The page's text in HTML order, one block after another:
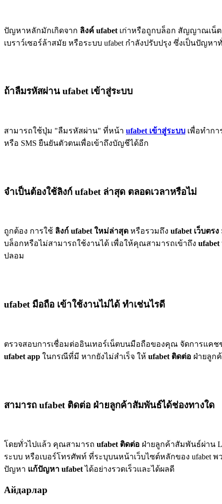
ปัญหาหลักมักเกิดจาก ลิงค์ ufabet เก่าหรือถูกบล็อก สัญญาณเน็
เบราว์เซอร์ล้าสมัย หรือระบบ ufabet กำลังปรับปรุง ซึ่งเป็นปัญห
ถ้าลืมรหัสผ่าน ufabet เข้าสู่ระบบ
สามารถใช้ปุ่ม "ลืมรหัสผ่าน" ที่หน้า ufabet เข้าสู่ระบบ เพื่อทำก
หรือ SMS ยืนยันตัวตนเพื่อเข้าถึงบัญชีได้อีก
จำเป็นต้องใช้ลิงก์ ufabet ล่าสุด ตลอดเวลาหรือไม่
ถูกต้อง การใช้ ลิงก์ ufabet ใหม่ล่าสุด หรือรวมถึง ufabet เว็บตรง
บล็อกหรือไม่สามารถใช้งานได้ เพื่อให้คุณสามารถเข้าถึง ufabet
ปลอม
ufabet มือถือ เข้าใช้งานไม่ได้ ทำเช่นไรดี
ตรวจสอบการเชื่อมต่ออินเทอร์เน็ตบนมือถือของคุณ จัดการแคช
ufabet app ในกรณีที่มี หากยังไม่สำเร็จ ให้ ufabet ติดต่อ ฝ่ายลูก
สามารถ ufabet ติดต่อ ฝ่ายลูกค้าสัมพันธ์ได้ช่องทางใด
โดยทั่วไปแล้ว คุณสามารถ ufabet ติดต่อ ฝ่ายลูกค้าสัมพันธ์ผ่าน
ระบบ หรือเบอร์โทรศัพท์ ที่ระบุบนหน้าเว็บไซต์หลักของ ufabet
ปัญหา แก้ปัญหา ufabetได้อย่างรวดเร็วและได้ผลดี
Айдарлар